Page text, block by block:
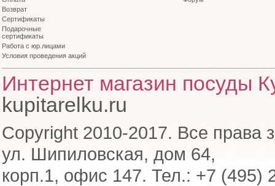
Возврат
Сертификаты
Подарочные
сертификаты
Работа с юр.лицами
Условия проведения акций
Интернет магазин посуды
kupitarelku.ru
Copyright 2010-2017. Все права
ул. Шипиловская, дом 64,
корп.1, офис 147. Тел.: +7 (495)